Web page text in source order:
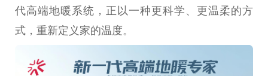
代高端地暖系统，正以一种更科学、更温柔的方
式，重新定义家的温度。